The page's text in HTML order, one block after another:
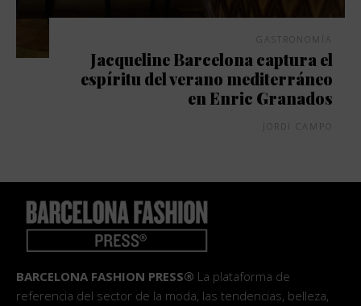
GASTRONOMÍA
Jacqueline Barcelona captura el
espíritu del verano mediterráneo
en Enric Granados
JORDI CAMPO
BARCELONA FASHION PRESS® La plataforma de
referencia del sector de la moda, las tendencias, belleza,